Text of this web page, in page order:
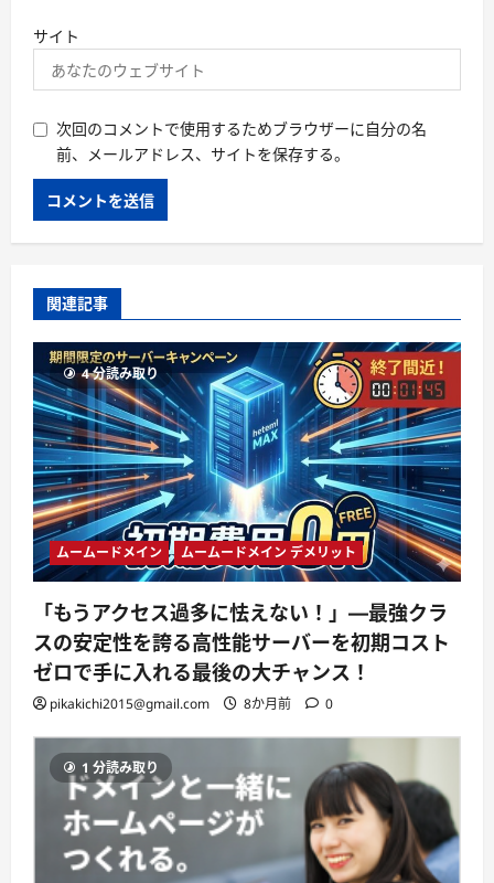
サイト
次回のコメントで使用するためブラウザーに自分の名
前、メールアドレス、サイトを保存する。
関連記事
4 分読み取り
ムームードメイン ムームードメイン デメリット
「もうアクセス過多に怯えない！」—最強クラ
スの安定性を誇る高性能サーバーを初期コスト
ゼロで手に入れる最後の大チャンス！
pikakichi2015@gmail.com 8か月前 0
1 分読み取り